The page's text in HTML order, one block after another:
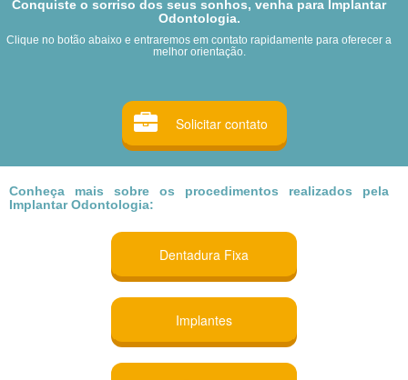
Conquiste o sorriso dos seus sonhos, venha para Implantar
Odontologia.
Clique no botão abaixo e entraremos em contato rapidamente para oferecer a
melhor orientação.
Solicitar contato
Conheça mais sobre os procedimentos realizados pela
Implantar Odontologia:
Dentadura Fixa
Implantes